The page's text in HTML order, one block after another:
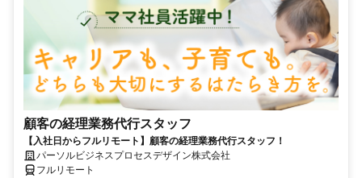
顧客の経理業務代行スタッフ
【入社日からフルリモート】顧客の経理業務代行スタッフ！
パーソルビジネスプロセスデザイン株式会社
フルリモート